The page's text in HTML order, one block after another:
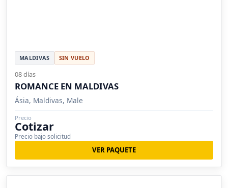
MALDIVAS SIN VUELO
08 días
ROMANCE EN MALDIVAS
Ásia, Maldivas, Male
Precio
Cotizar
Precio bajo solicitud
VER PAQUETE